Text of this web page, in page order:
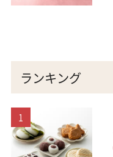
ランキング